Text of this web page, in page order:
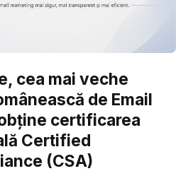
cea mai veche
de Email
certificarea
Certified
(CSA)